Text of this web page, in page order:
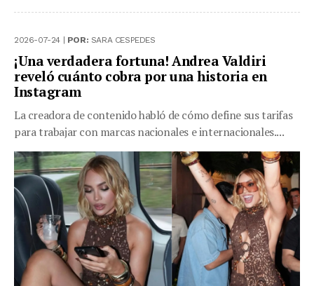
2026-07-24 | POR: SARA CESPEDES
¡Una verdadera fortuna! Andrea Valdiri
reveló cuánto cobra por una historia en
Instagram
La creadora de contenido habló de cómo define sus tarifas
para trabajar con marcas nacionales e internacionales....